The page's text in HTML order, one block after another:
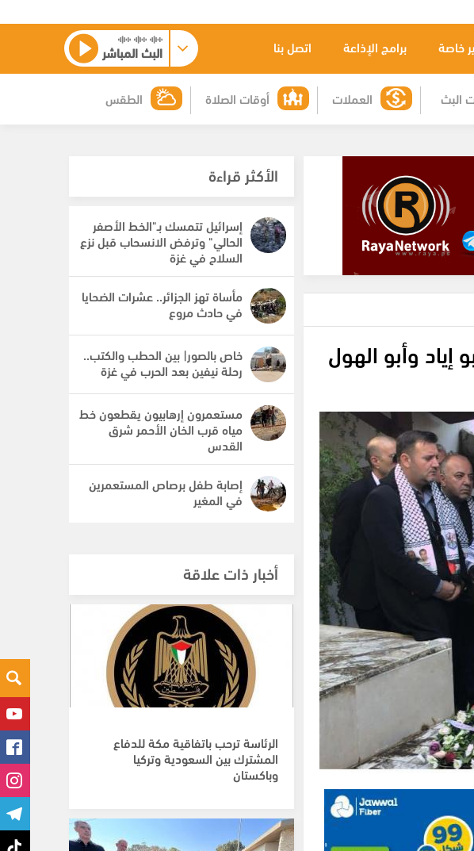
خاصة برامج الإذاعة اتصل بنا البث المباشر
الطقس أوقات الصلاة العملات البث
وأبو الهول
الأكثر قراءة
إسرائيل تتمسك بـ"الخط الأصفر
الحالي" وترفض الانسحاب قبل نزع
السلاح في غزة
مأساة تهز الجزائر.. عشرات الضحايا
في حادث مروع
خاص بالصور| بين الحطب والكتب..
رحلة نيفين بعد الحرب في غزة
مستعمرون إرهابيون يقطعون خط
مياه قرب الخان الأحمر شرق
القدس
إصابة طفل برصاص المستعمرين
في المغير
أخبار ذات علاقة
الرئاسة ترحب باتفاقية مكة للدفاع
المشترك بين السعودية وتركيا
وباكستان